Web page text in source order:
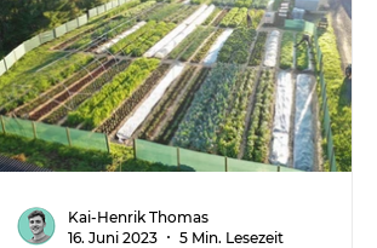
Kai-Henrik Thomas
16. Juni 2023
5 Min. Lesezeit